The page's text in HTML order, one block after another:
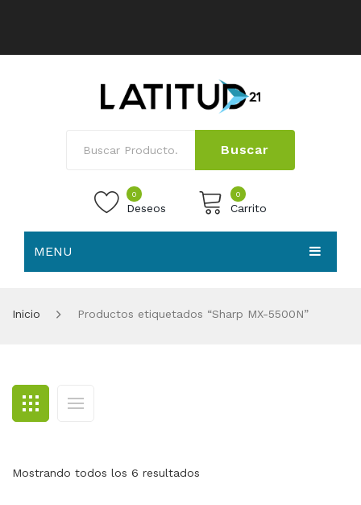
Buscar
0
Deseos
0
Carrito
MENU
BLOG
CONTACTO
Inicio Productos etiquetados “Sharp MX-5500N”
Mostrando todos los 6 resultados